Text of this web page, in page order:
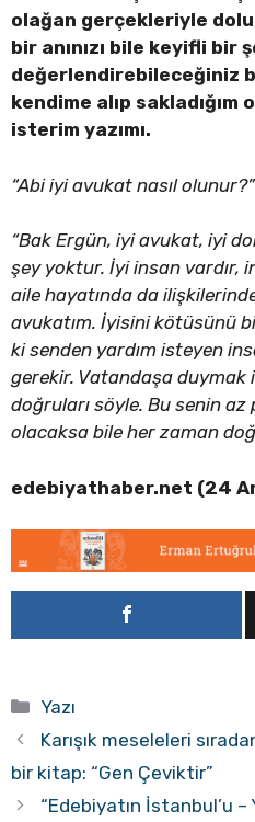
olağan gerçekleriyle dolu
bir anınızı bile keyifli bir
değerlendirebileceğiniz
kendime alıp
isterim yazımı.
“Abi iyi avukat nasıl
“Bak Ergün, iyi avukat, iyi
şey yoktur. İyi insan vardır,
aile hayatında da
avukatım. İyisini kötüsünü
ki senden yardım isteyen
gerekir. Vatandaşa duymak
doğruları söyle. Bu senin
olacaksa bile her zaman
edebiyathaber.net (24
Kategoriler
Yazı
Karışık meseleleri
bir kitap: “Gen Çeviktir”
“Edebiyatın İstanbul’u